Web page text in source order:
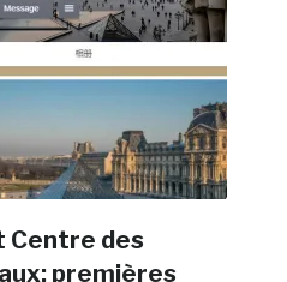
Centre des
premières